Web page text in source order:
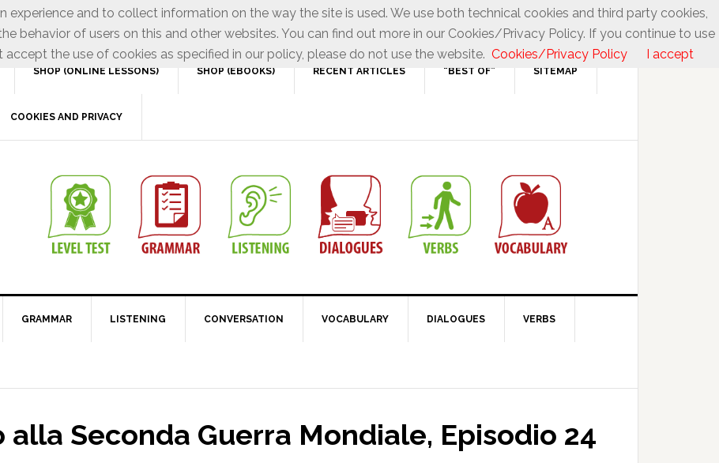
SHOP (ONLINE LESSONS) SHOP (EBOOKS) RECENT ARTICLES “BEST OF” SITEMAP
COOKIES AND PRIVACY
GRAMMAR LISTENING CONVERSATION VOCABULARY DIALOGUES VERBS
alla Seconda Guerra Mondiale, Episodio 24
and to collect information on the way the site is used. We use both technical cookies and third party cookies,
behavior of users on this and other websites. You can find out more in our Cookies/Privacy Policy. If you continue to use
the use of cookies as specified in our policy, please do not use the website. Cookies/Privacy Policy I accept